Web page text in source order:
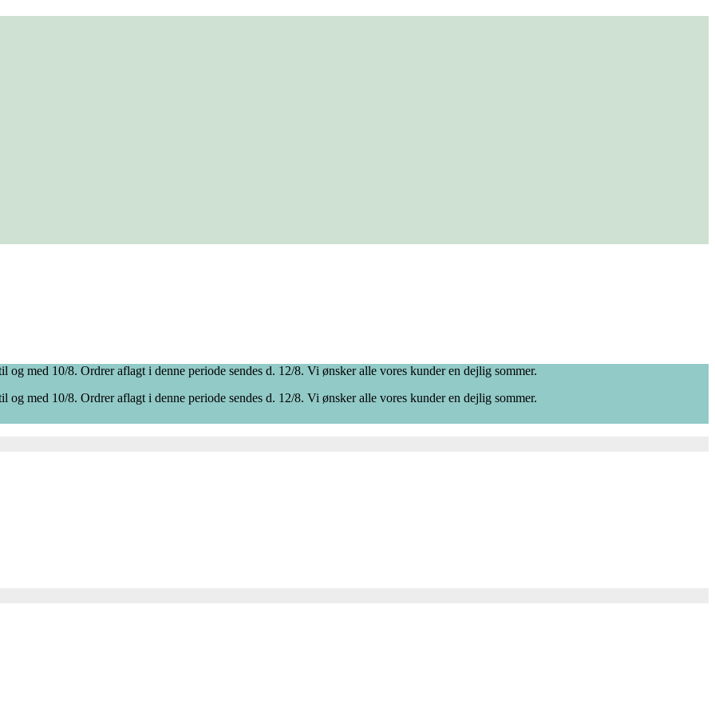
med 10/8. Ordrer aflagt i denne periode sendes d. 12/8. Vi ønsker alle vores kunder en dejlig sommer.
med 10/8. Ordrer aflagt i denne periode sendes d. 12/8. Vi ønsker alle vores kunder en dejlig sommer.